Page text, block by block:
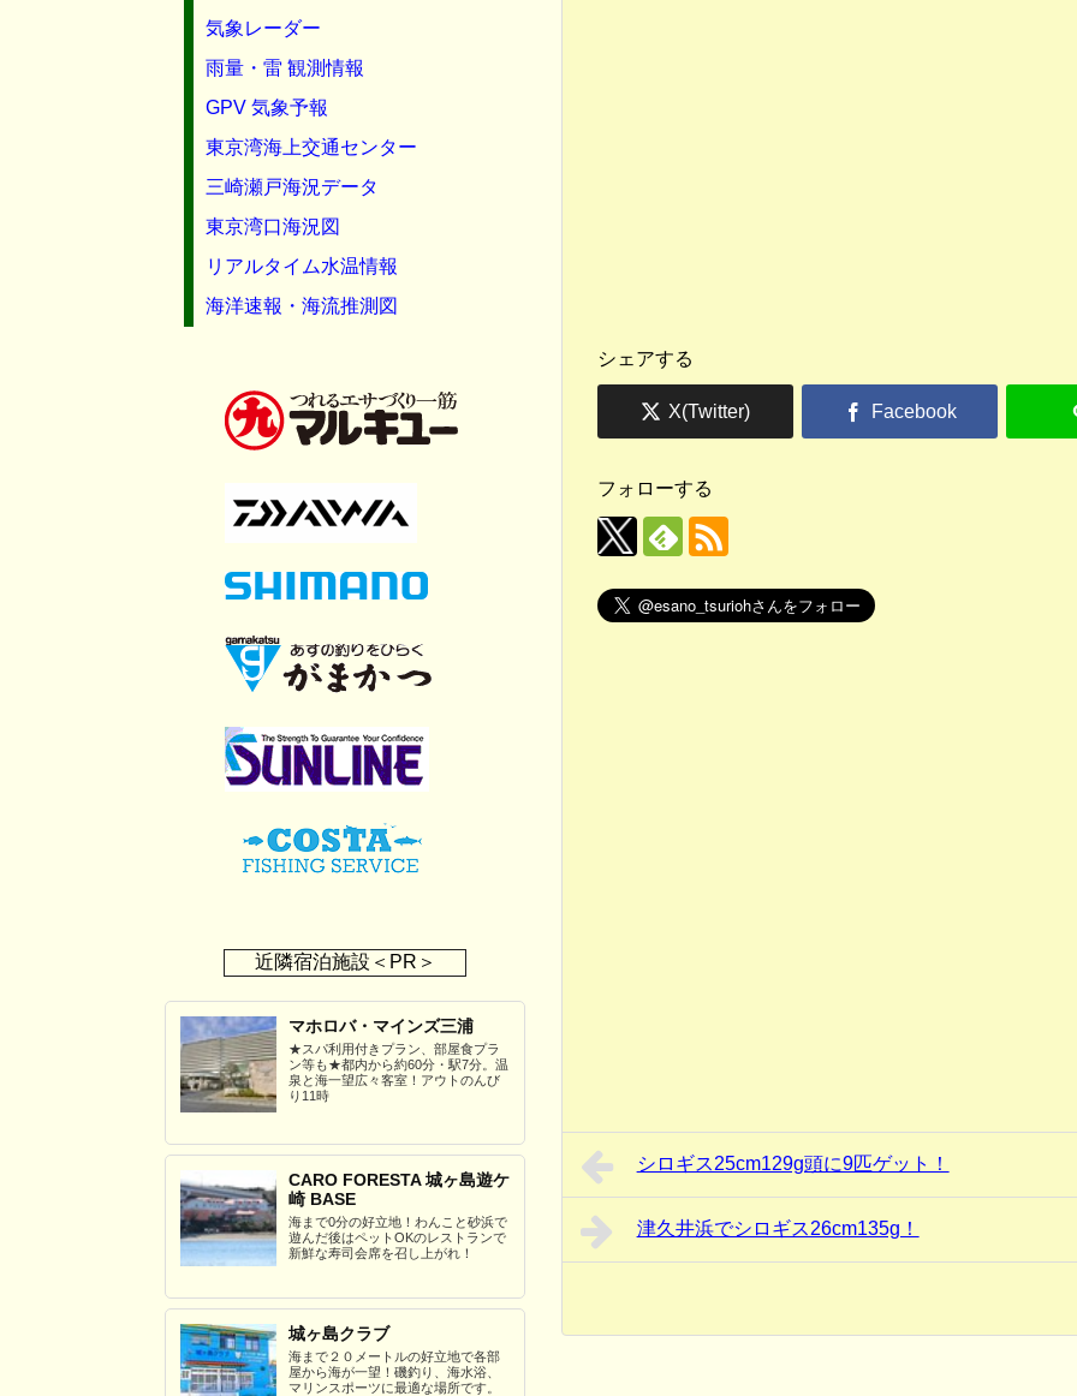
シェアする
フォローする
シロギス25cm129g頭に9匹ゲット！
津久井浜でシロギス26cm135g！
気象レーダー
雨量・雷 観測情報
GPV 気象予報
東京湾海上交通センター
三崎瀬戸海況データ
東京湾口海況図
リアルタイム水温情報
海洋速報・海流推測図
近隣宿泊施設＜PR＞
マホロバ・マインズ三浦
★スパ利用付きプラン、部屋食プラ
ン等も★都内から約60分・駅7分。温
泉と海一望広々客室！アウトのんび
り11時
CARO FORESTA 城ヶ島遊ケ
崎 BASE
海まで0分の好立地！わんこと砂浜で
遊んだ後はペットOKのレストランで
新鮮な寿司会席を召し上がれ！
城ヶ島クラブ
海まで２０メートルの好立地で各部
屋から海が一望！磯釣り、海水浴、
マリンスポーツに最適な場所です。